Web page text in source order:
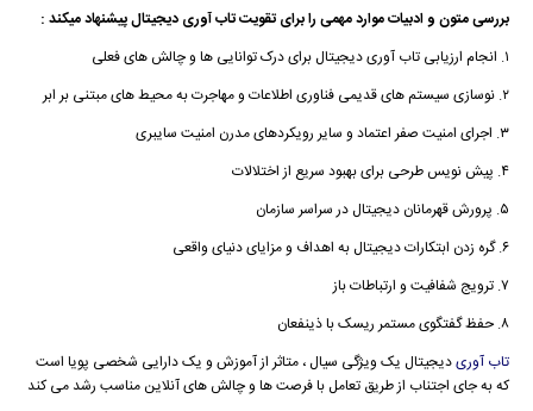
بررسی متون و ادبیات موارد مهمی را برای تقویت تاب آوری دیجیتال پیشنهاد میکند :
۱. انجام ارزیابی تاب آوری دیجیتال برای درک توانایی ها و چالش های فعلی
۲. نوسازی سیستم های قدیمی فناوری اطلاعات و مهاجرت به محیط های مبتنی بر ابر
۳. اجرای امنیت صفر اعتماد و سایر رویکردهای مدرن امنیت سایبری
۴. پیش نویس طرحی برای بهبود سریع از اختلالات
۵. پرورش قهرمانان دیجیتال در سراسر سازمان
۶. گره زدن ابتکارات دیجیتال به اهداف و مزایای دنیای واقعی
۷. ترویج شفافیت و ارتباطات باز
۸. حفظ گفتگوی مستمر ریسک با ذینفعان
تاب آوریدیجیتال یک ویژگی سیال ، متاثر از آموزش و یک دارایی شخصی پویا است
که به جای اجتناب از طریق تعامل با فرصت ها و چالش های آنلاین مناسب رشد می کند